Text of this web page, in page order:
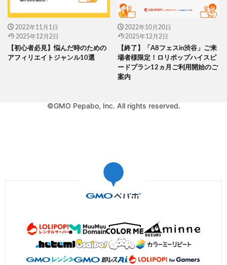
2022年11月1日
2025年12月2日
【初心者必見】悩んだ時のための
アフィリエイトジャンル10選
2022年10月20日
2025年12月2日
【終了】「A8フェスin渋谷」ご来
場者様限定！ロリポップハイスピ
ードプラン12ヵ月ご利用開始のご
案内
©GMO Pepabo, Inc. All rights reserved.